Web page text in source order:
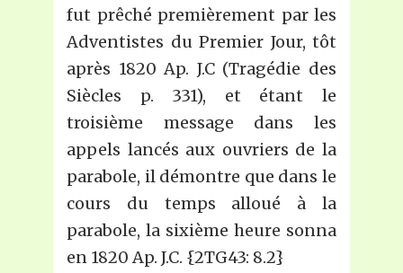
fut prêché premièrement par les
Adventistes du Premier Jour, tôt
après 1820 Ap. J.C (Tragédie des
Siècles p. 331), et étant le
troisième message dans les
appels lancés aux ouvriers de la
parabole, il démontre que dans le
cours du temps alloué à la
parabole, la sixième heure sonna
en 1820 Ap. J.C. {2TG43: 8.2}